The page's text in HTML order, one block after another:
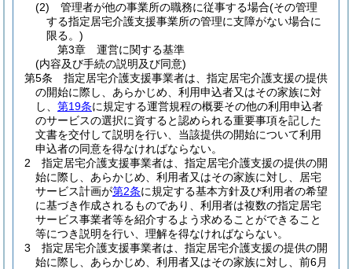
(2)
管理者が他の事業所の職務に従事する場合(その管理
する指定居宅介護支援事業所の管理に支障がない場合に
限る。)
第3章
運営に関する基準
(内容及び手続の説明及び同意)
第5条
指定居宅介護支援事業者は、指定居宅介護支援の提供
の開始に際し、あらかじめ、利用申込者又はその家族に対
し、 第19条に規定する運営規程の概要その他の利用申込者
のサービスの選択に資すると認められる重要事項を記した
文書を交付して説明を行い、当該提供の開始について利用
申込者の同意を得なければならない。
2
指定居宅介護支援事業者は、指定居宅介護支援の提供の開
始に際し、あらかじめ、利用者又はその家族に対し、居宅
サービス計画が第2条に規定する基本方針及び利用者の希望
に基づき作成されるものであり、利用者は複数の指定居宅
サービス事業者等を紹介するよう求めることができること
等につき説明を行い、理解を得なければならない。
3
指定居宅介護支援事業者は、指定居宅介護支援の提供の開
始に際し、あらかじめ、利用者又はその家族に対し、前6月